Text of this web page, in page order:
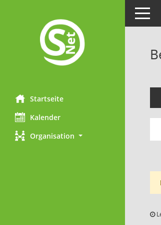
Startseite
Kalender
Organisation
Toggle